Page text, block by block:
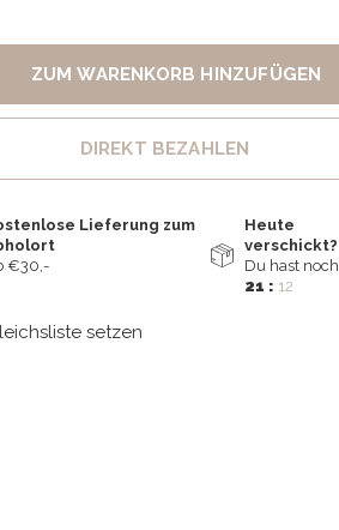
ZUM WARENKORB HINZUFÜGEN
DIREKT BEZAHLEN
Lieferung zum
€30,-
Heute
verschickt?
Du hast noch
21 : 11
setzen